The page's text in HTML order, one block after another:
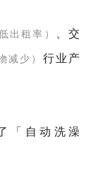
出租率） 、交
减少） 行业产
「自动洗澡